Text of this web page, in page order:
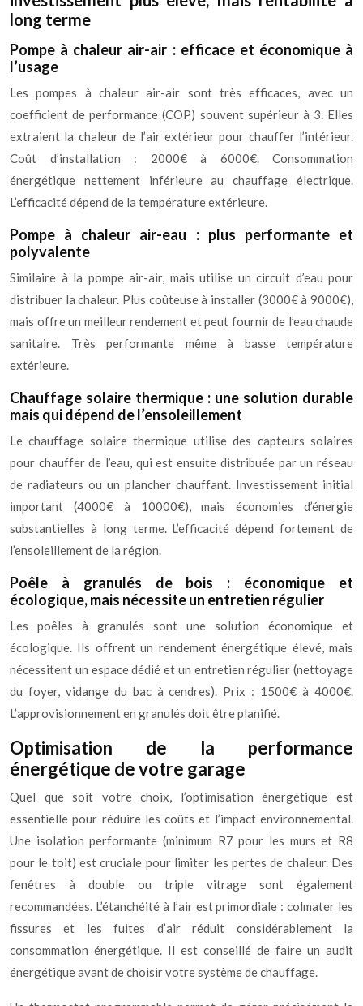
long terme
Pompe à chaleur air-air : efficace et économique à
l’usage
Les pompes à chaleur air-air sont très efficaces, avec un
coefficient de performance (COP) souvent supérieur à 3. Elles
extraient la chaleur de l’air extérieur pour chauffer l’intérieur.
Coût d’installation : 2000€ à 6000€. Consommation
énergétique nettement inférieure au chauffage électrique.
L’efficacité dépend de la température extérieure.
Pompe à chaleur air-eau : plus performante et
polyvalente
Similaire à la pompe air-air, mais utilise un circuit d’eau pour
distribuer la chaleur. Plus coûteuse à installer (3000€ à 9000€),
mais offre un meilleur rendement et peut fournir de l’eau chaude
sanitaire. Très performante même à basse température
extérieure.
Chauffage solaire thermique : une solution durable
mais qui dépend de l’ensoleillement
Le chauffage solaire thermique utilise des capteurs solaires
pour chauffer de l’eau, qui est ensuite distribuée par un réseau
de radiateurs ou un plancher chauffant. Investissement initial
important (4000€ à 10000€), mais économies d’énergie
substantielles à long terme. L’efficacité dépend fortement de
l’ensoleillement de la région.
Poêle à granulés de bois : économique et
écologique, mais nécessite un entretien régulier
Les poêles à granulés sont une solution économique et
écologique. Ils offrent un rendement énergétique élevé, mais
nécessitent un espace dédié et un entretien régulier (nettoyage
du foyer, vidange du bac à cendres). Prix : 1500€ à 4000€.
L’approvisionnement en granulés doit être planifié.
Optimisation de la performance
énergétique de votre garage
Quel que soit votre choix, l’optimisation énergétique est
essentielle pour réduire les coûts et l’impact environnemental.
Une isolation performante (minimum R7 pour les murs et R8
pour le toit) est cruciale pour limiter les pertes de chaleur. Des
fenêtres à double ou triple vitrage sont également
recommandées. L’étanchéité à l’air est primordiale : colmater les
fissures et les fuites d’air réduit considérablement la
consommation énergétique. Il est conseillé de faire un audit
énergétique avant de choisir votre système de chauffage.